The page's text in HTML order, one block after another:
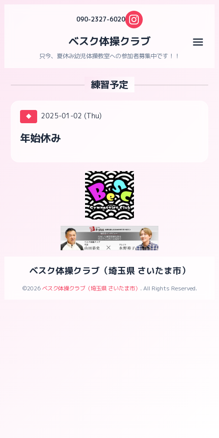
090-2327-6020
ベスク体操クラブ
只今、夏休み幼児体操教室への参加者募集中です！！
練習予定
◆ 2025-01-02 (Thu)
年始休み
ベスク体操クラブ（埼玉県 さいたま市）
©2026ベスク体操クラブ（埼玉県 さいたま市） . All Rights Reserved.